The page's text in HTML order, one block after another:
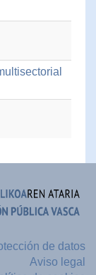
de datos
Aviso legal